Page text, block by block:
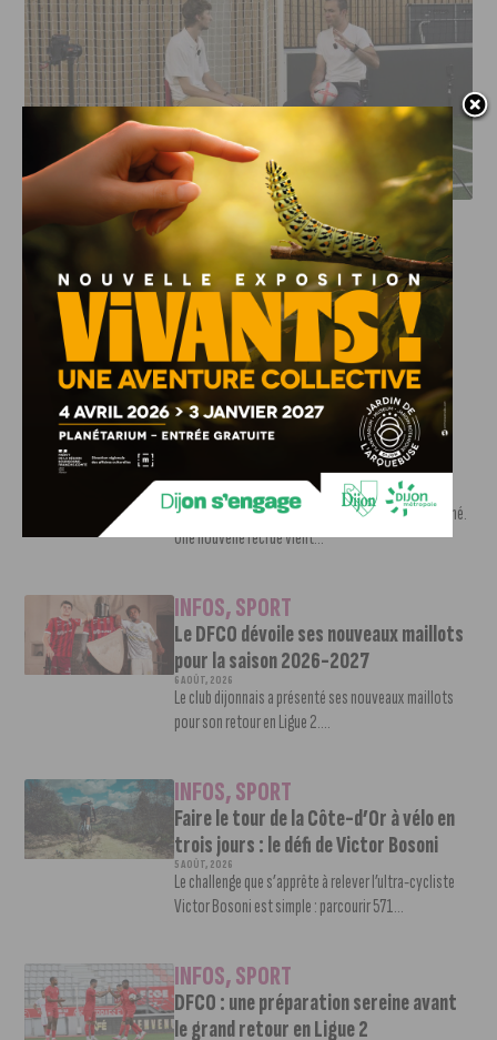
DFCO : RENCONTRE AVEC PIERRE-HENRI DEBALLON,
L’ARTISAN DE LA MONTÉE EN LIGUE 2
INFOS ,SPORT
DFCO : Rencontre avec Pierre-Henri
Deballon, l’artisan de la montée en
Ligue 2
7 AOÛT, 2026
Le DFCO est de retour en Ligue 2 après trois ans
d’absence. La saison...
INFOS,SPORT
Nouvelle arrivée à la JDA Basket,
Shevon Thompson est dijonnais
7 AOÛT, 2026
Le mercato estival de la JDA n’est pas encore terminé.
Une nouvelle recrue vient...
INFOS,SPORT
Le DFCO dévoile ses nouveaux maillots
pour la saison 2026-2027
6 AOÛT, 2026
Le club dijonnais a présenté ses nouveaux maillots
pour son retour en Ligue 2....
INFOS,SPORT
Faire le tour de la Côte-d’Or à vélo en
trois jours : le défi de Victor Bosoni
5 AOÛT, 2026
Le challenge que s’apprête à relever l’ultra-cycliste
Victor Bosoni est simple : parcourir 571...
INFOS,SPORT
DFCO : une préparation sereine avant
le grand retour en Ligue 2